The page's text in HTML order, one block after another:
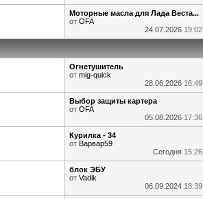
Моторные масла для Лада Веста...
от OFA
24.07.2026 19:02
Огнетушитель
от mig-quick
28.06.2026 16:49
Выбор защиты картера
от OFA
05.08.2026 17:36
Курилка - 34
от Варвар59
Сегодня 15:26
блок ЭБУ
от Vadik
06.09.2024 18:39